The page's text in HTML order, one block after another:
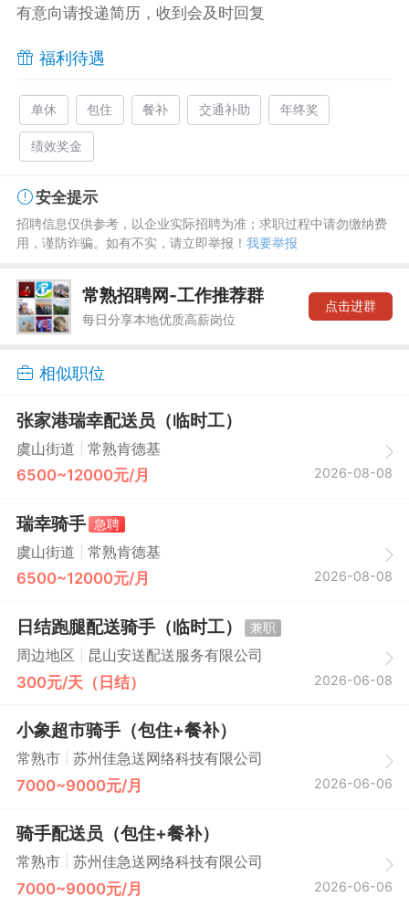
有意向请投递简历，收到会及时回复
福利待遇
单休 包住 餐补 交通补助 年终奖
绩效奖金
安全提示
招聘信息仅供参考，以企业实际招聘为准；求职过程中请勿缴纳费
用，谨防诈骗。如有不实，请立即举报！ 我要举报
常熟招聘网-工作推荐群
每日分享本地优质高薪岗位
点击进群
相似职位
张家港瑞幸配送员（临时工）
虞山街道 常熟肯德基
6500~12000元/月 2026-08-08
瑞幸骑手 急聘
虞山街道
常熟肯德基
6500~12000元/月 2026-08-08
日结跑腿配送骑手（临时工）
兼职
周边地区
昆山安送配送服务有限公司
300元/天（日结） 2026-06-08
小象超市骑手（包住+餐补）
常熟市 苏州佳急送网络科技有限公司
7000~9000元/月 2026-06-06
骑手配送员（包住+餐补）
常熟市 苏州佳急送网络科技有限公司
7000~9000元/月 2026-06-06